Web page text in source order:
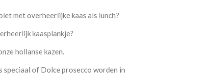
met overheerlijke kaas als lunch?
kaasplankje?
hollanse kazen.
of Dolce prosecco worden in